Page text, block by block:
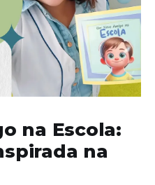
na Escola:
na